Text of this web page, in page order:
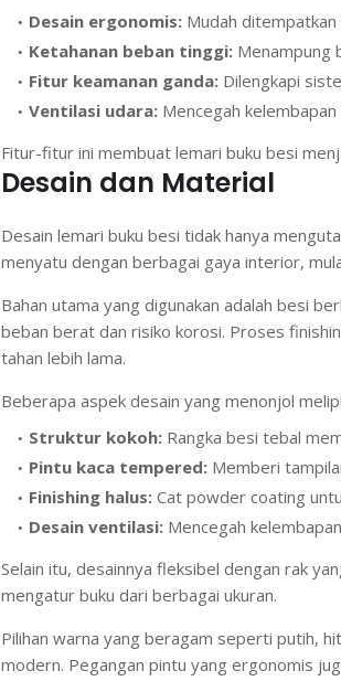
Desain ergonomis: Mudah
Ketahanan beban tinggi: Menampung
Fitur keamanan ganda: Dilengkapi
Ventilasi udara: Mencegah
Fitur-fitur ini membuat lemari buku besi
Desain dan Material
Desain lemari buku besi tidak hanya
menyatu dengan berbagai gaya interior,
Bahan utama yang digunakan adalah besi
beban berat dan risiko korosi. Proses
tahan lebih lama.
Beberapa aspek desain yang menonjol
Struktur kokoh: Rangka besi tebal
Pintu kaca tempered: Memberi
Finishing halus: Cat powder coating
Desain ventilasi: Mencegah
Selain itu, desainnya fleksibel dengan rak
mengatur buku dari berbagai ukuran.
Pilihan warna yang beragam seperti putih,
modern. Pegangan pintu yang ergonomis